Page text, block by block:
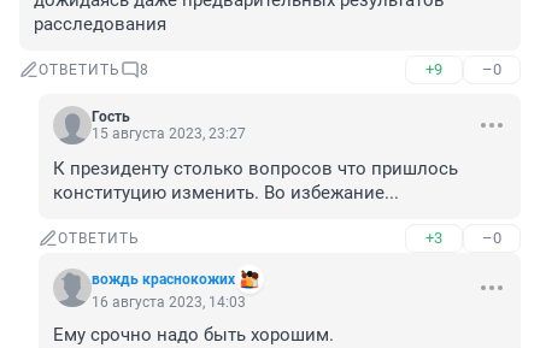
расследования
ОТВЕТИТЬ 8 +9 –0
Гость
15 августа 2023, 23:27
К президенту столько вопросов что пришлось
конституцию изменить. Во избежание...
ОТВЕТИТЬ +3 –0
вождь краснокожих
16 августа 2023, 14:03
Ему срочно надо быть хорошим.